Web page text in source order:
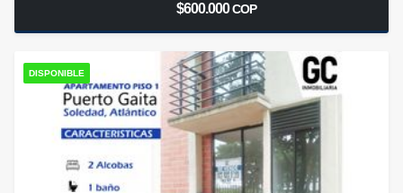
$600.000COP
DISPONIBLE